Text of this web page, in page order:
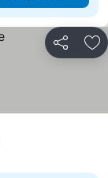
Compartir